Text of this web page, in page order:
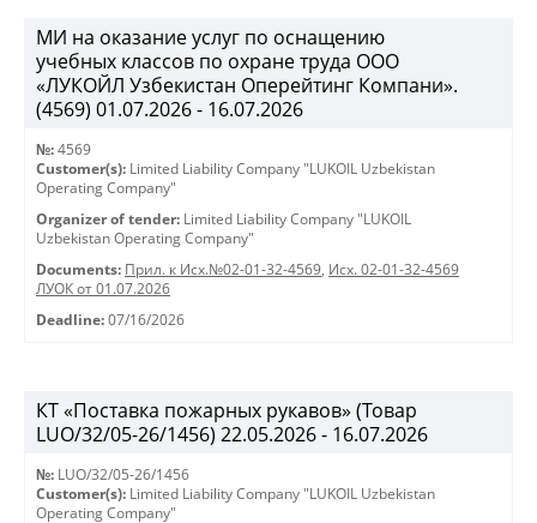
МИ на оказание услуг по оснащению
учебных классов по охране труда ООО
«ЛУКОЙЛ Узбекистан Оперейтинг Компани».
(4569) 01.07.2026 - 16.07.2026
№: 4569
Customer(s): Limited Liability Company "LUKOIL Uzbekistan
Operating Company"
Organizer of tender: Limited Liability Company "LUKOIL
Uzbekistan Operating Company"
Documents: Прил. к Исх.№02-01-32-4569, Исх. 02-01-32-4569
ЛУОК от 01.07.2026
Deadline: 07/16/2026
КТ «Поставка пожарных рукавов» (Товар
LUO/32/05-26/1456) 22.05.2026 - 16.07.2026
№: LUO/32/05-26/1456
Customer(s): Limited Liability Company "LUKOIL Uzbekistan
Operating Company"